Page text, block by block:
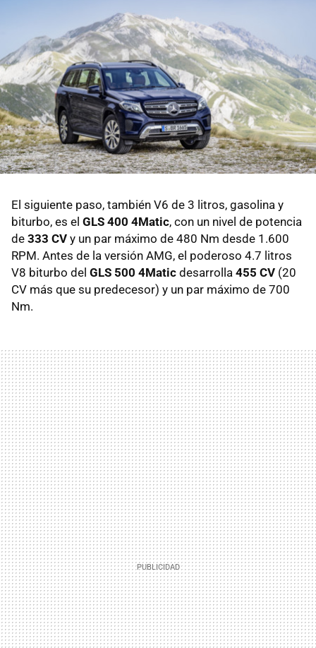
El siguiente paso, también V6 de 3 litros, gasolina y
biturbo, es el GLS 400 4Matic, con un nivel de potencia
de 333 CV y un par máximo de 480 Nm desde 1.600
RPM. Antes de la versión AMG, el poderoso 4.7 litros
V8 biturbo del GLS 500 4Matic desarrolla 455 CV (20
CV más que su predecesor) y un par máximo de 700
Nm.